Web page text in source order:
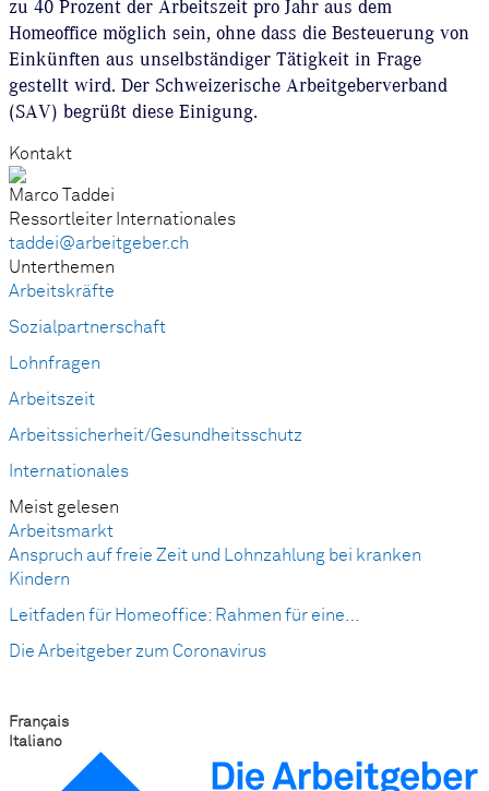
zu 40 Prozent der Arbeitszeit pro Jahr aus dem
Homeoffice möglich sein, ohne dass die Besteuerung von
Einkünften aus unselbständiger Tätigkeit in Frage
gestellt wird. Der Schweizerische Arbeitgeberverband
(SAV) begrüßt diese Einigung.
Kontakt
Marco Taddei
Ressortleiter Internationales
taddei@arbeitgeber.ch
Unterthemen
Arbeitskräfte
Sozialpartnerschaft
Lohnfragen
Arbeitszeit
Arbeitssicherheit/Gesundheitsschutz
Internationales
Meist gelesen
Arbeitsmarkt
Anspruch auf freie Zeit und Lohnzahlung bei kranken
Kindern
Leitfaden für Homeoffice: Rahmen für eine…
Die Arbeitgeber zum Coronavirus
Français
Italiano